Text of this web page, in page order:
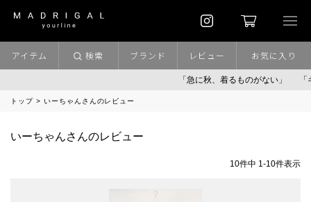
「急に秋、着るものがない」 「
アイテム 検索 ブランド レビュー お気に入り
トップ いーちゃんさんのレビュー
いーちゃんさんのレビュー
10件中 1-10件表示